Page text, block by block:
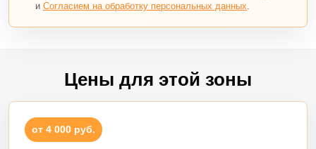
и Согласием на обработку персональных данных.
Цены для этой зоны
от 4 000 руб.